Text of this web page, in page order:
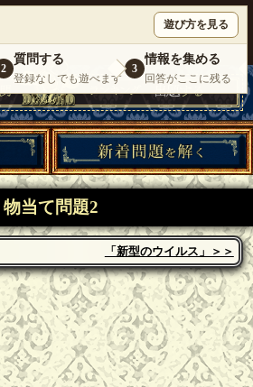
|お問い合わせ
|
物当て問題2
「新型のウイルス」＞＞
遊び方を見る
2
質問する
登録なしでも遊べます
3
情報を集める
回答がここに残る